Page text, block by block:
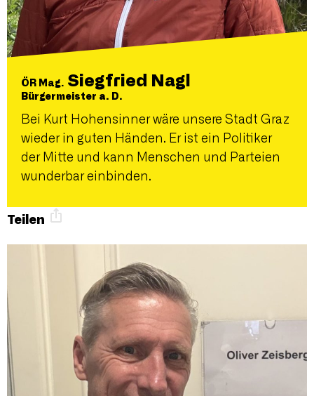
ÖR Mag. Siegfried Nagl
Bürgermeister a. D.
Bei Kurt Hohensinner wäre unsere Stadt Graz
wieder in guten Händen. Er ist ein Politiker
der Mitte und kann Menschen und Parteien
wunderbar einbinden.
Teilen